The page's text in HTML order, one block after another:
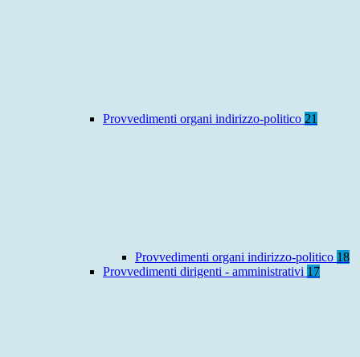
Provvedimenti organi indirizzo-politico 21
Provvedimenti organi indirizzo-politico 18
Provvedimenti dirigenti - amministrativi 17